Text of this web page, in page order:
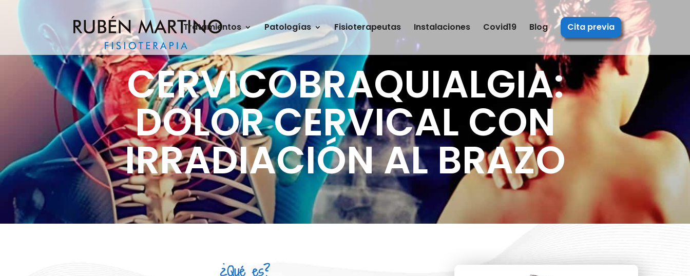
Tratamientos Patologías Fisioterapeutas Instalaciones Covid19 Blog Cita previa
CERVICOBRAQUIALGIA:
DOLOR CERVICAL CON
IRRADIACIÓN AL BRAZO
¿Qué es?